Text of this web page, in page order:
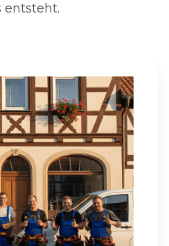
entsteht.